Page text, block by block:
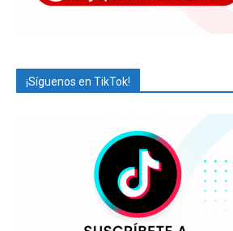
¡Síguenos en TikTok!